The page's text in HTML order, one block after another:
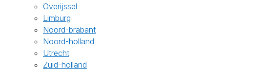
Overijssel
Limburg
Noord-brabant
Noord-holland
Utrecht
Zuid-holland